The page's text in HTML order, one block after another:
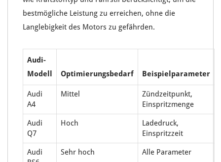
bestmögliche Leistung zu erreichen, ohne die
Langlebigkeit des Motors zu gefährden.
Audi-
Modell
Optimierungsbedarf Beispielparameter
Audi
A4
Mittel
Zündzeitpunkt,
Einspritzmenge
Audi
Q7
Hoch
Ladedruck,
Einspritzzeit
Audi
Sehr hoch Alle Parameter